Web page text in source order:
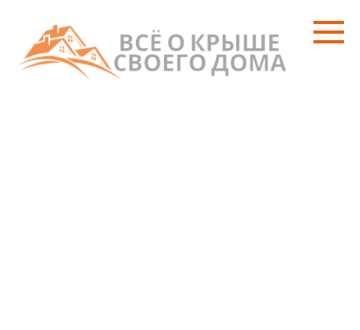
контенту